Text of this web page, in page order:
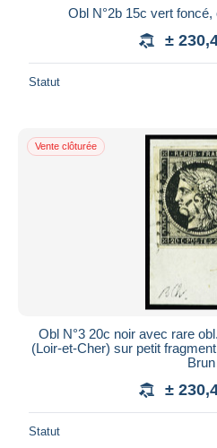
Obl N°2b 15c vert
±
Statut
Vente clôturée
Obl N°3 20c noir avec rare
(Loir-et-Cher) sur petit
Brun
±
Statut